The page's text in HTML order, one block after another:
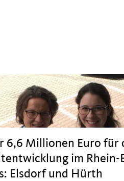
6,6 Millionen Euro für
im Rhein-
Elsdorf und Hürth